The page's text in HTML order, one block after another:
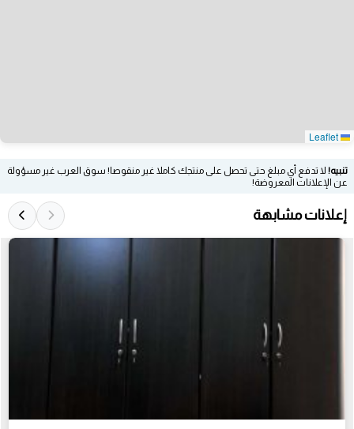
تنبيه! لا تدفع أي مبلغ حتى تحصل على منتجك كاملا غير منقوصا! سوق العرب غير مسؤولة
عن الإعلانات المعروضة!
إعلانات مشابهة